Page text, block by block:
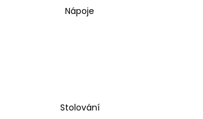
Nápoje
Stolování